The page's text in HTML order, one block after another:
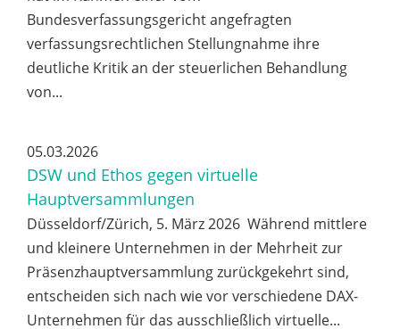
Bundesverfassungsgericht angefragten
verfassungsrechtlichen Stellungnahme ihre
deutliche Kritik an der steuerlichen Behandlung
von...
05.03.2026
DSW und Ethos gegen virtuelle
Hauptversammlungen
Düsseldorf/Zürich, 5. März 2026 Während mittlere
und kleinere Unternehmen in der Mehrheit zur
Präsenzhauptversammlung zurückgekehrt sind,
entscheiden sich nach wie vor verschiedene DAX-
Unternehmen für das ausschließlich virtuelle...